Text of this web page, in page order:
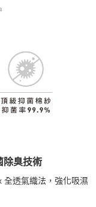
臭技術
全透氣織法，強化吸濕